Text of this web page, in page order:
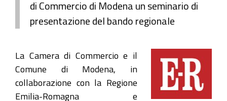
di Commercio di Modena un seminario di
presentazione del bando regionale
La Camera di Commercio e il
Comune di Modena, in
collaborazione con la Regione
Emilia-Romagna e